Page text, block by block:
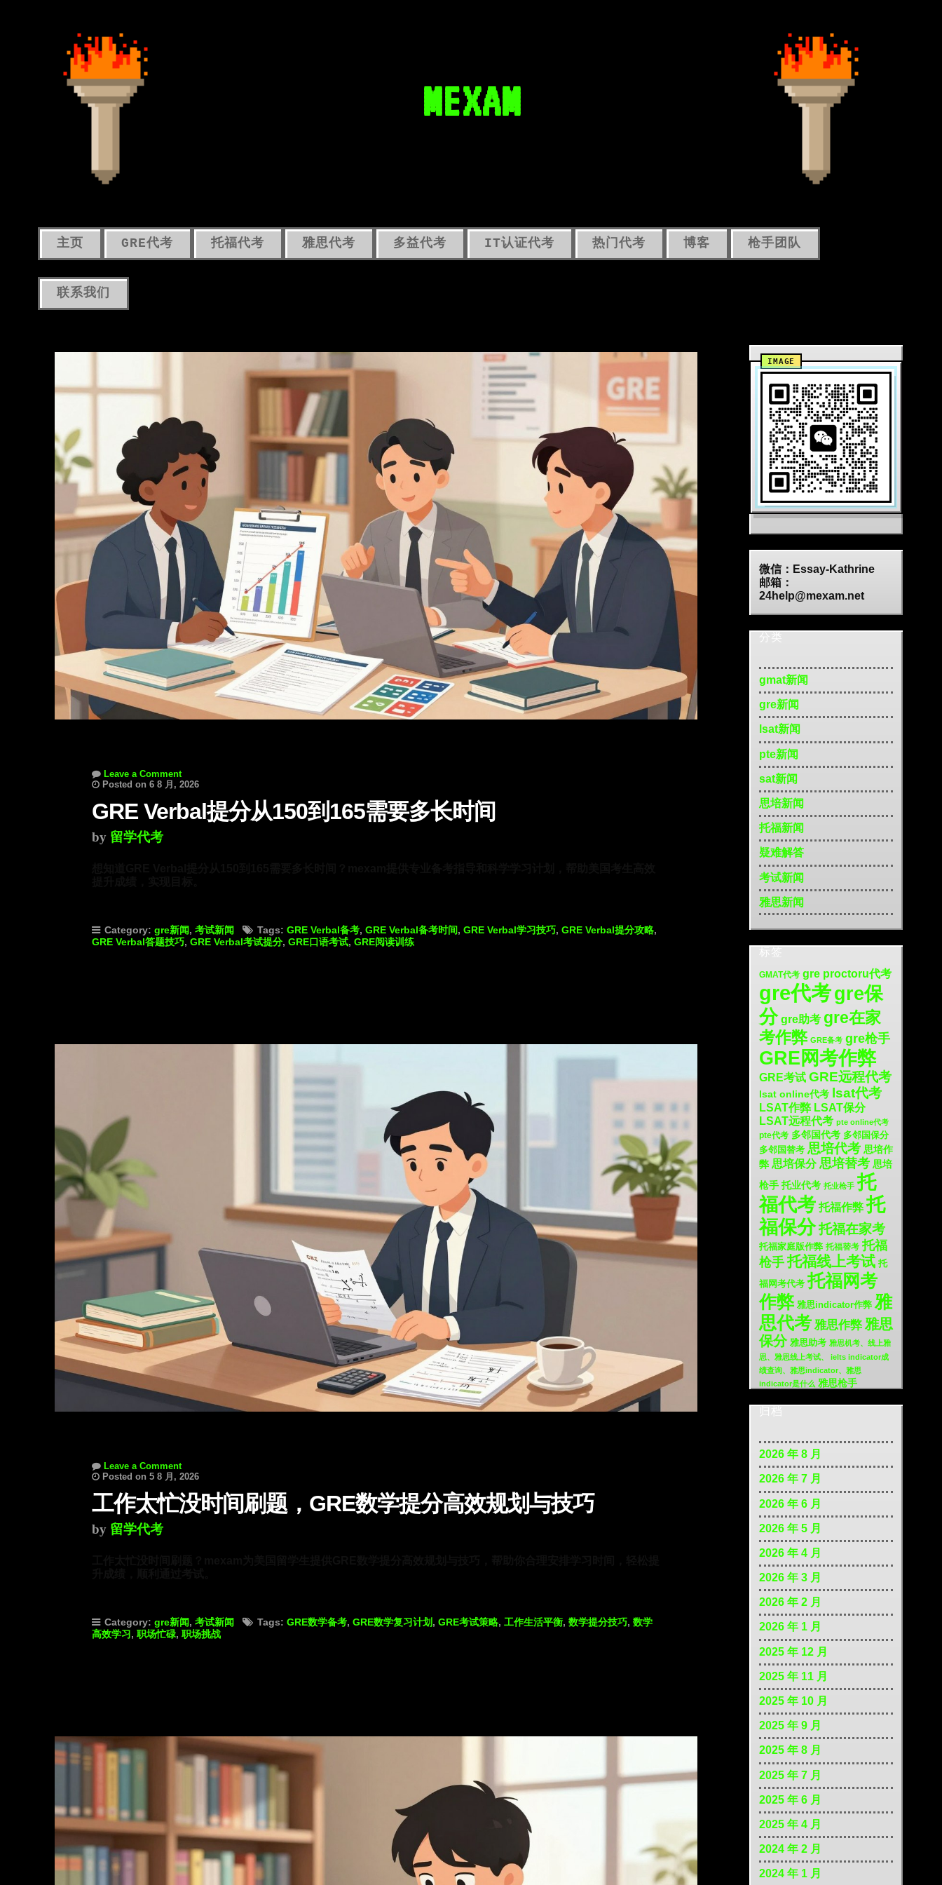
MEXAM
主页 GRE代考 托福代考 雅思代考 多益代考 IT认证代考 热门代考 博客 枪手团队
联系我们
Leave a Comment
Posted on 6 8 月, 2026
GRE Verbal提分从150到165需要多长时间
by 留学代考
Category: gre新闻, 考试新闻 Tags: GRE Verbal备考, GRE Verbal备考时间, GRE Verbal学习技巧, GRE Verbal提分攻略,
GRE Verbal答题技巧, GRE Verbal考试提分, GRE口语考试, GRE阅读训练
Leave a Comment
Posted on 5 8 月, 2026
工作太忙没时间刷题，GRE数学提分高效规划与技巧
by 留学代考
Category: gre新闻, 考试新闻 Tags: GRE数学备考, GRE数学复习计划 , GRE考试策略, 工作生活平衡, 数学提分技巧, 数学
高效学习, 职场忙碌, 职场挑战
微信：Essay-Kathrine
邮箱：
24help@mexam.net
分类
gmat新闻
gre新闻
lsat新闻
pte新闻
sat新闻
思培新闻
托福新闻
疑难解答
考试新闻
雅思新闻
标签
GMAT代考 gre proctoru代考
gre代考gre保
分 gre助考 gre在家
考作弊 GRE备考 gre枪手
GRE网考作弊
GRE考试 GRE远程代考
lsat online代考 lsat代考
LSAT作弊 LSAT保分
LSAT远程代考 pte online代考
pte代考 多邻国代考 多邻国保分
多邻国替考 思培代考 思培作
弊 思培保分 思培替考 思培
枪手 托业代考 托业枪手 托
福代考 托福作弊 托
福保分托福在家考
托福家庭版作弊 托福替考 托福
枪手 托福线上考试 托
福网考代考 托福网考
作弊 雅思indicator作弊 雅
思代考 雅思作弊 雅思
保分 雅思助考 雅思机考、线上雅
思、雅思线上考试、 ielts indicator成
绩查询、雅思indicator、雅思
indicator是什么 雅思枪手
归档
2026 年 8 月
2026 年 7 月
2026 年 6 月
2026 年 5 月
2026 年 4 月
2026 年 3 月
2026 年 2 月
2026 年 1 月
2025 年 12 月
2025 年 11 月
2025 年 10 月
2025 年 9 月
2025 年 8 月
2025 年 7 月
2025 年 6 月
2025 年 4 月
2024 年 2 月
2024 年 1 月